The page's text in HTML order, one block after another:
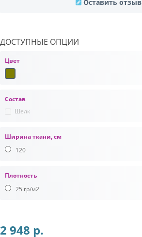
Оставить отзыв
ДОСТУПНЫЕ ОПЦИИ
Цвет
Состав
Шелк
Ширина ткани, см
120
Плотность
25 гр/м2
2 948 р.